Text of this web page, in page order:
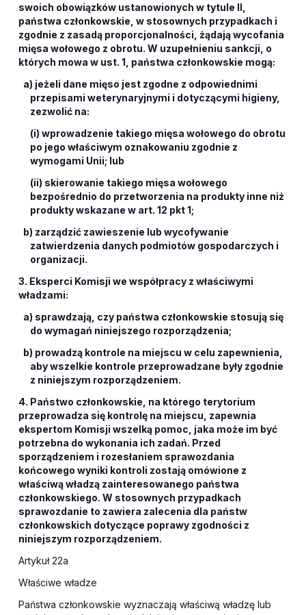
swoich obowiązków ustanowionych w tytule II,
państwa członkowskie, w stosownych przypadkach i
zgodnie z zasadą proporcjonalności, żądają wycofania
mięsa wołowego z obrotu. W uzupełnieniu sankcji, o
których mowa w ust. 1, państwa członkowskie mogą:
a) jeżeli dane mięso jest zgodne z odpowiednimi
przepisami weterynaryjnymi i dotyczącymi higieny,
zezwolić na:
(i) wprowadzenie takiego mięsa wołowego do obrotu
po jego właściwym oznakowaniu zgodnie z
wymogami Unii; lub
(ii) skierowanie takiego mięsa wołowego
bezpośrednio do przetworzenia na produkty inne niż
produkty wskazane w art. 12 pkt 1;
b) zarządzić zawieszenie lub wycofywanie
zatwierdzenia danych podmiotów gospodarczych i
organizacji.
3. Eksperci Komisji we współpracy z właściwymi
władzami:
a) sprawdzają, czy państwa członkowskie stosują się
do wymagań niniejszego rozporządzenia;
b) prowadzą kontrole na miejscu w celu zapewnienia,
aby wszelkie kontrole przeprowadzane były zgodnie
z niniejszym rozporządzeniem.
4. Państwo członkowskie, na którego terytorium
przeprowadza się kontrolę na miejscu, zapewnia
ekspertom Komisji wszelką pomoc, jaka może im być
potrzebna do wykonania ich zadań. Przed
sporządzeniem i rozesłaniem sprawozdania
końcowego wyniki kontroli zostają omówione z
właściwą władzą zainteresowanego państwa
członkowskiego. W stosownych przypadkach
sprawozdanie to zawiera zalecenia dla państw
członkowskich dotyczące poprawy zgodności z
niniejszym rozporządzeniem.
Artykuł 22a
Właściwe władze
Państwa członkowskie wyznaczają właściwą władzę lub